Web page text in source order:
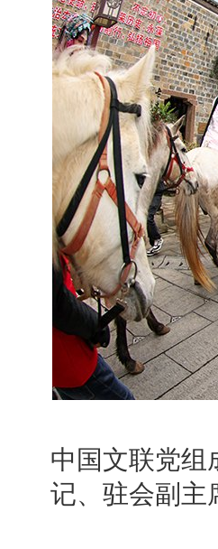
中国文联党组
记、驻会副主